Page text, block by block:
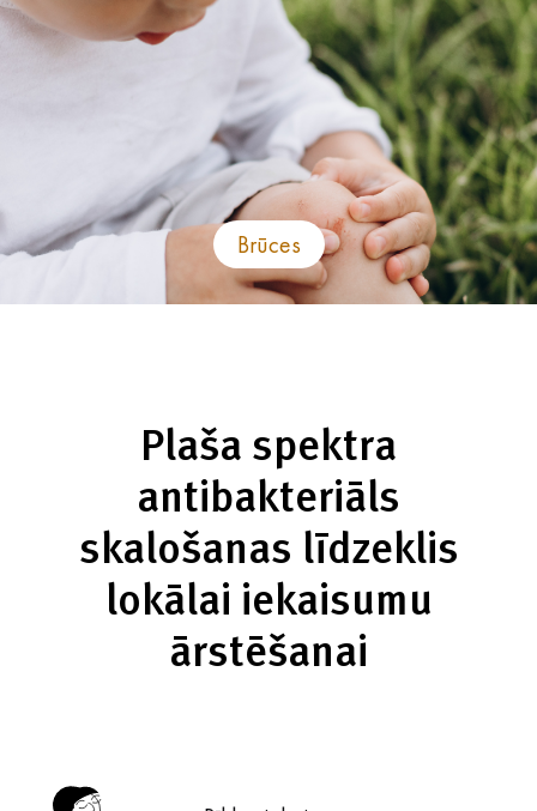
Brūces
Plaša spektra
antibakteriāls
skalošanas līdzeklis
lokālai iekaisumu
ārstēšanai